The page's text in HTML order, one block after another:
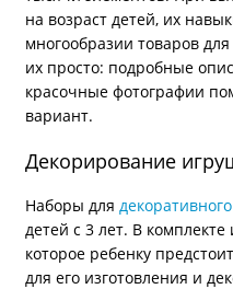
на возраст детей, их
многообразии товаров
их просто: подробные
красочные фотографии
вариант.
Декорирование
Наборы для
детей с 3 лет. В комплекте
которое ребенку
для его изготовления и